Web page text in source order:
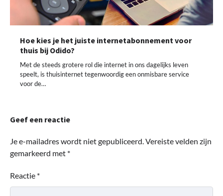
Hoe kies je het juiste internetabonnement voor
thuis bij Odido?
Met de steeds grotere rol die internet in ons dagelijks leven
speelt, is thuisinternet tegenwoordig een onmisbare service
voor de…
Geef een reactie
Je e-mailadres wordt niet gepubliceerd.Vereiste velden zijn
gemarkeerd met *
Reactie *